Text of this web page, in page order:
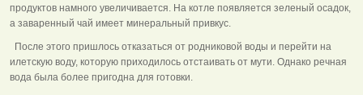
продуктов намного увеличивается. На котле появляется зеленый осадок,
а заваренный чай имеет минеральный привкус.
После этого пришлось отказаться от родниковой воды и перейти на
илетскую воду, которую приходилось отстаивать от мути. Однако речная
вода была более пригодна для готовки.